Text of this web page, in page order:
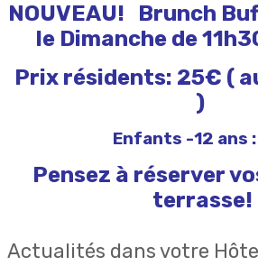
NOUVEAU! Brunch
le Dimanche de
Prix résidents: 25€ (
)
Enfants -12 ans
Pensez à réserver
terrasse!
Actualités dans votre